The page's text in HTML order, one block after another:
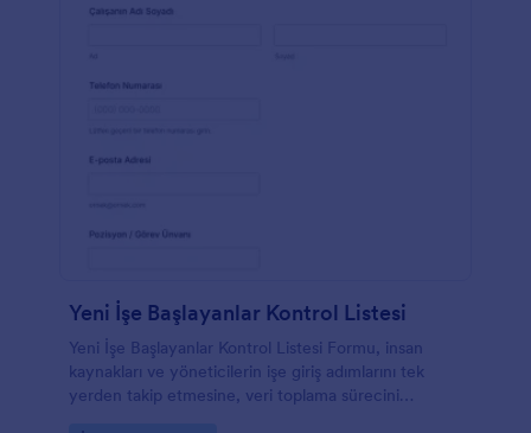
Yeni İşe Başlayanlar Kontrol Listesi
Yeni İşe Başlayanlar Kontrol Listesi Formu, insan
kaynakları ve yöneticilerin işe giriş adımlarını tek
yerden takip etmesine, veri toplama sürecini